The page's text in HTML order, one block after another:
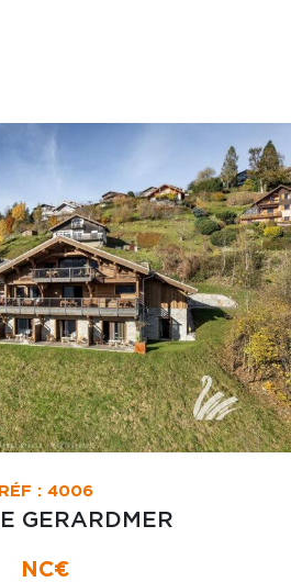
RÉF : 4006
GERARDMER
NC€